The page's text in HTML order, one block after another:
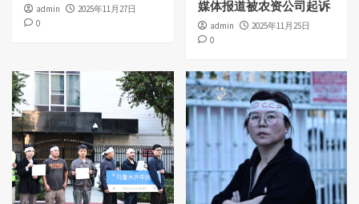
admin
2025年11月27日
0
媒体报道被农资公司起诉
admin
2025年11月25日
0